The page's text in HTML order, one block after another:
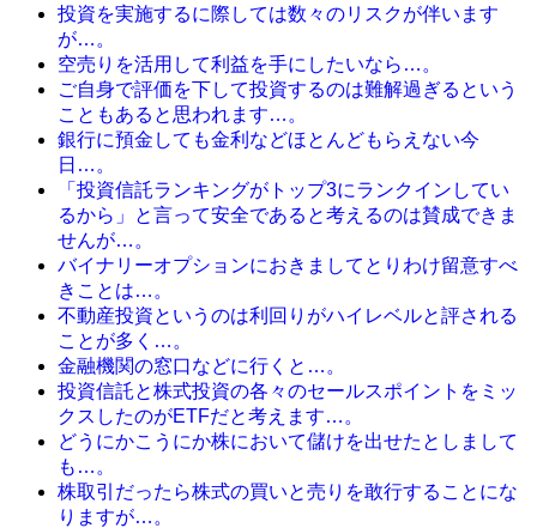
投資を実施するに際しては数々のリスクが伴います
が…。
空売りを活用して利益を手にしたいなら…。
ご自身で評価を下して投資するのは難解過ぎるという
こともあると思われます…。
銀行に預金しても金利などほとんどもらえない今
日…。
「投資信託ランキングがトップ3にランクインしてい
るから」と言って安全であると考えるのは賛成できま
せんが…。
バイナリーオプションにおきましてとりわけ留意すべ
きことは…。
不動産投資というのは利回りがハイレベルと評される
ことが多く…。
金融機関の窓口などに行くと…。
投資信託と株式投資の各々のセールスポイントをミッ
クスしたのがETFだと考えます…。
どうにかこうにか株において儲けを出せたとしまして
も…。
株取引だったら株式の買いと売りを敢行することにな
りますが…。